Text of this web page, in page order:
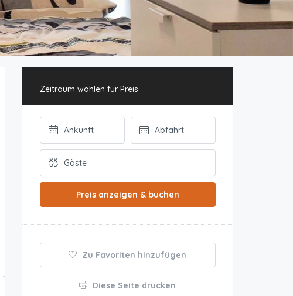
Zeitraum wählen für Preis
Preis anzeigen & buchen
Zu Favoriten hinzufügen
Diese Seite drucken